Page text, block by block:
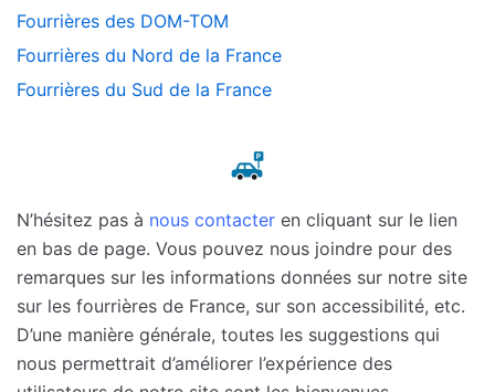
Fourrières des DOM-TOM
Fourrières du Nord de la France
Fourrières du Sud de la France
N’hésitez pas à nous contacter en cliquant sur le lien
en bas de page. Vous pouvez nous joindre pour des
remarques sur les informations données sur notre site
sur les fourrières de France, sur son accessibilité, etc.
D’une manière générale, toutes les suggestions qui
nous permettrait d’améliorer l’expérience des